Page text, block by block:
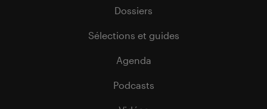
Dossiers
Sélections et guides
Agenda
Podcasts